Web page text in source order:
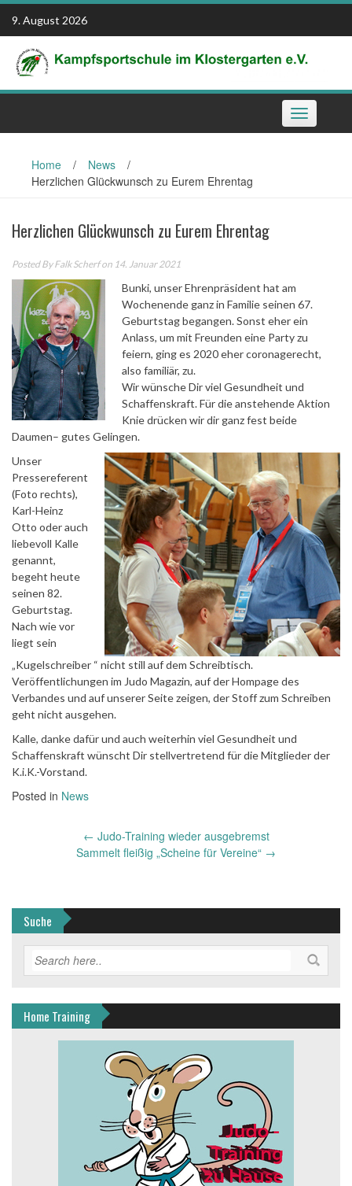
Skip
content
9. August 2026
Toggle
navigation
Home / News
/
Herzlichen Glückwunsch zu Eurem Ehrentag
Herzlichen Glückwunsch zu Eurem Ehrentag
Posted ByFalk Scherfon 14. Januar 2021
Bunki, unser Ehrenpräsident hat am
Wochenende ganz in Familie seinen 67.
Geburtstag begangen. Sonst eher ein
Anlass, um mit Freunden eine Party zu
feiern, ging es 2020 eher coronagerecht,
also familiär, zu.
Wir wünsche Dir viel Gesundheit und
Schaffenskraft. Für die anstehende Aktion
Knie drücken wir dir ganz fest beide
Daumen– gutes Gelingen.
Unser
Pressereferent
(Foto rechts),
Karl-Heinz
Otto oder auch
liebevoll Kalle
genannt,
begeht heute
seinen 82.
Geburtstag.
Nach wie vor
liegt sein
„Kugelschreiber “ nicht still auf dem Schreibtisch.
Veröffentlichungen im Judo Magazin, auf der Hompage des
Verbandes und auf unserer Seite zeigen, der Stoff zum Schreiben
geht nicht ausgehen.
Kalle, danke dafür und auch weiterhin viel Gesundheit und
Schaffenskraft wünscht Dir stellvertretend für die Mitglieder der
K.i.K.-Vorstand.
Posted in News
← Judo-Training wieder ausgebremst
Sammelt fleißig „Scheine für Vereine“ →
Suche
Home Training